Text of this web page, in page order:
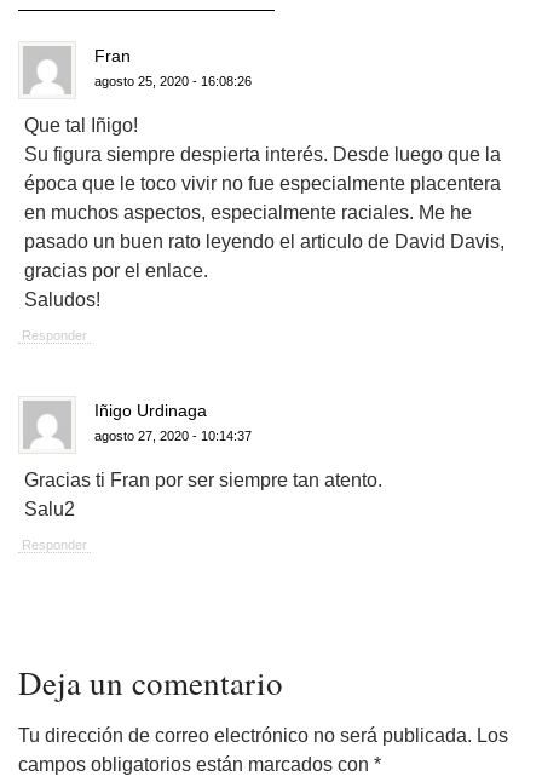
Fran
agosto 25, 2020 - 16:08:26
Que tal Iñigo!
Su figura siempre despierta interés. Desde luego que la
época que le toco vivir no fue especialmente placentera
en muchos aspectos, especialmente raciales. Me he
pasado un buen rato leyendo el articulo de David Davis,
gracias por el enlace.
Saludos!
Responder
Iñigo Urdinaga
agosto 27, 2020 - 10:14:37
Gracias ti Fran por ser siempre tan atento.
Salu2
Responder
Deja un comentario
Tu dirección de correo electrónico no será publicada. Los
campos obligatorios están marcados con *